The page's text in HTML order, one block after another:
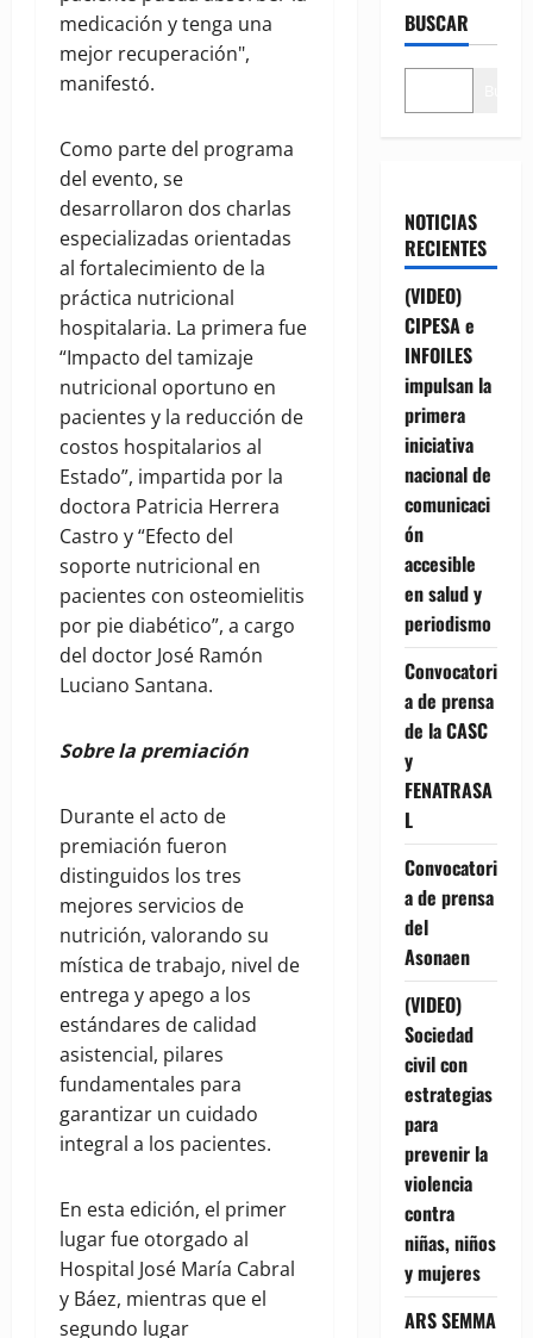
medicación y tenga una
mejor recuperación",
manifestó.
Como parte del programa
del evento, se
desarrollaron dos charlas
especializadas orientadas
al fortalecimiento de la
práctica nutricional
hospitalaria. La primera fue
“Impacto del tamizaje
nutricional oportuno en
pacientes y la reducción de
costos hospitalarios al
Estado”, impartida por la
doctora Patricia Herrera
Castro y “Efecto del
soporte nutricional en
pacientes con osteomielitis
por pie diabético”, a cargo
del doctor José Ramón
Luciano Santana.
Sobre la premiación
Durante el acto de
premiación fueron
distinguidos los tres
mejores servicios de
nutrición, valorando su
mística de trabajo, nivel de
entrega y apego a los
estándares de calidad
asistencial, pilares
fundamentales para
garantizar un cuidado
integral a los pacientes.
En esta edición, el primer
lugar fue otorgado al
Hospital José María Cabral
y Báez, mientras que el
segundo lugar
BUSCAR
NOTICIAS
RECIENTES
(VIDEO)
CIPESA e
INFOILES
impulsan la
primera
iniciativa
nacional de
comunicaci
ón
accesible
en salud y
periodismo
Convocatori
a de prensa
de la CASC
y
FENATRASA
L
Convocatori
a de prensa
del
Asonaen
(VIDEO)
Sociedad
civil con
estrategias
para
prevenir la
violencia
contra
niñas, niños
y mujeres
ARS SEMMA